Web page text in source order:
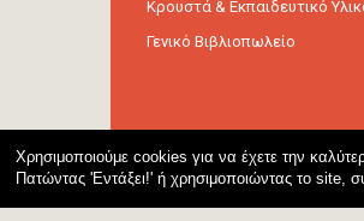
Χρησιμοποιούμε cookies για να έχετε την
Πατώντας 'Εντάξει!' ή χρησιμοποιώντας το site,
Κρουστά & Εκπαιδευτικό
Γενικό Βιβλιοπωλείο